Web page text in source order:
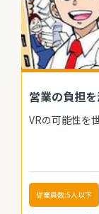
営業の負担
VRの可能性を
従業員数:5人以下